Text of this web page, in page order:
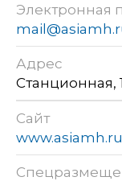
Электронная
Адрес
Станционная,
Сайт
www.asiamh.ru